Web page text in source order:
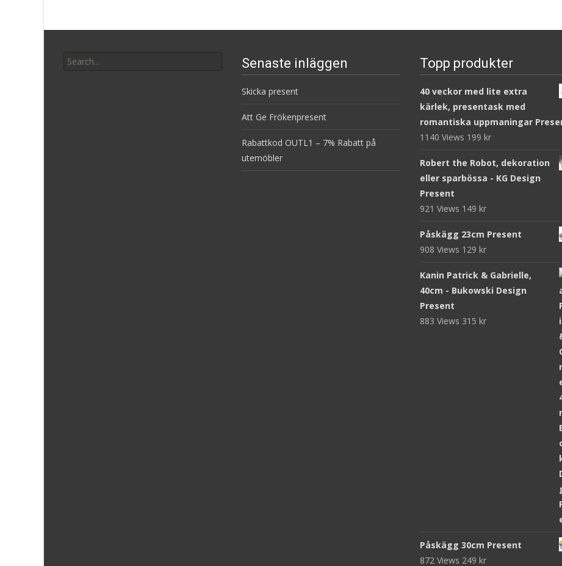
for:
Senaste inläggen
Skicka present
Att Ge Frökenpresent
Rabattkod OUTL1 – 7% Rabatt på
utemöbler
Topp produkter
40 veckor med lite extra
kärlek, presentask med
romantiska uppmaningar
1140 Views 199 kr
Robert the Robot, dekoration
eller sparbössa - KG Design
Present
921 Views 149 kr
Påskägg 23cm Present
908 Views 129 kr
Kanin Patrick & Gabrielle,
40cm - Bukowski Design
Present
883 Views 315 kr
Påskägg 30cm Present
872 Views 249 kr